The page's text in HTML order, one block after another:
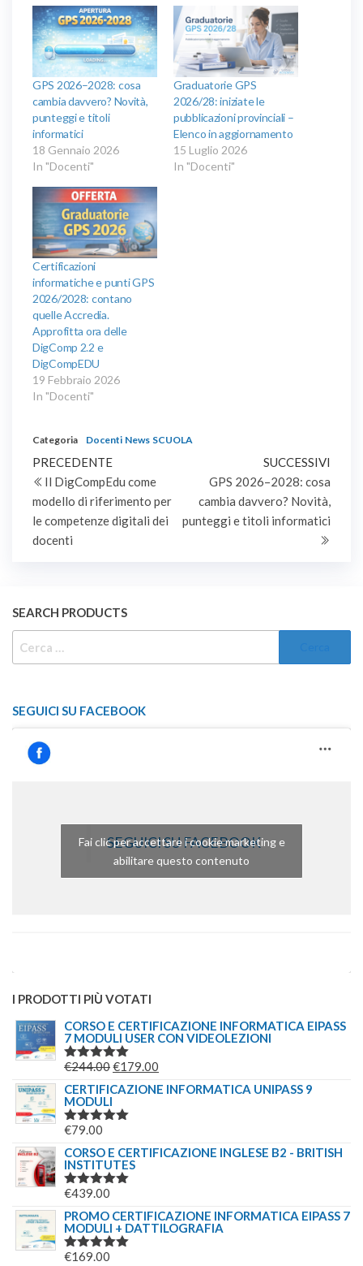
GPS 2026–2028: cosa
cambia davvero? Novità,
punteggi e titoli
informatici
18 Gennaio 2026
In "Docenti"
Graduatorie GPS
2026/28: iniziate le
pubblicazioni provinciali –
Elenco in aggiornamento
15 Luglio 2026
In "Docenti"
Certificazioni
informatiche e punti GPS
2026/2028: contano
quelle Accredia.
Approfitta ora delle
DigComp 2.2 e
DigCompEDU
19 Febbraio 2026
In "Docenti"
Categoria Docenti News SCUOLA
Navigazione
articoli
Articolo
precedente
PRECEDENTE
Il DigCompEdu come
modello di riferimento per
le competenze digitali dei
docenti
SUCCESSIVI
GPS 2026–2028: cosa
cambia davvero? Novità,
punteggi e titoli informatici
SEARCH PRODUCTS
SEGUICI SU FACEBOOK
SEGUICI SU FACEBOOK
Fai clic per accettare i cookie marketing e
abilitare questo contenuto
I PRODOTTI PIÙ VOTATI
CORSO E CERTIFICAZIONE INFORMATICA EIPASS
7 MODULI USER CON VIDEOLEZIONI
VALUTATO
€244.00IL
PREZZO
ERA:
€179.00
PREZZO
CERTIFICAZIONE INFORMATICA UNIPASS 9
MODULI
VALUTATO
€79.00
CORSO E CERTIFICAZIONE INGLESE B2 - BRITISH
INSTITUTES
VALUTATO
€439.00
PROMO CERTIFICAZIONE INFORMATICA EIPASS 7
MODULI + DATTILOGRAFIA
VALUTATO
€169.00